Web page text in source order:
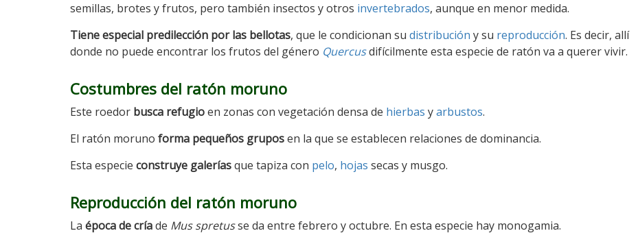
semillas, brotes y frutos, pero también insectos y otros invertebrados, aunque en menor medida.
Tieneespecial predilección por las bellotas, que le condicionan su distribución y su reproducción. Es decir, allí
donde no puede encontrar los frutos del género Quercusdifícilmente esta especie de ratón va a querer vivir.
Costumbres del ratón moruno
Este roedor busca refugioen zonas con vegetación densa de hierbas yarbustos.
El ratón moruno forma pequeños gruposen la que se establecen relaciones de dominancia.
Esta especie construye galeríasque tapiza con pelo, hojas secas y musgo.
Reproducción del ratón moruno
La época de críade Mus spretusse da entre febrero y octubre. En esta especie hay monogamia.